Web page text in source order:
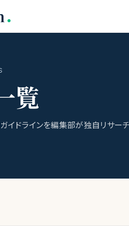
覧
イドラインを編集部が独自リサー